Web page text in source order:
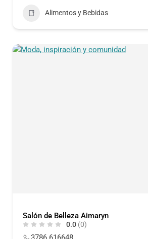
Alimentos y Bebidas
Salón de Belleza Aimaryn
0.0 (0)